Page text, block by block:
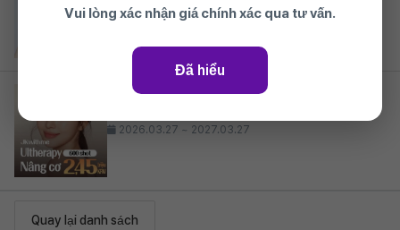
2026.03.27 ~ 2027.03.27
JK With Me Clinic
2026.03.27 ~ 2027.03.27
Quay lại danh sách
Vui lòng xác nhận giá chính xác qua tư vấn.
Đã hiểu